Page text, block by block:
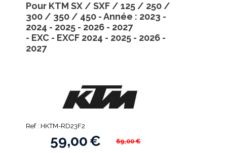
Ref : HKTM-RD23F2
59,00€ 69,00€
Pour KTM SX / SXF / 125 / 250 /
300 / 350 / 450 - Année : 2023 -
2024 - 2025 - 2026 - 2027
- EXC - EXCF 2024 - 2025 - 2026 -
2027